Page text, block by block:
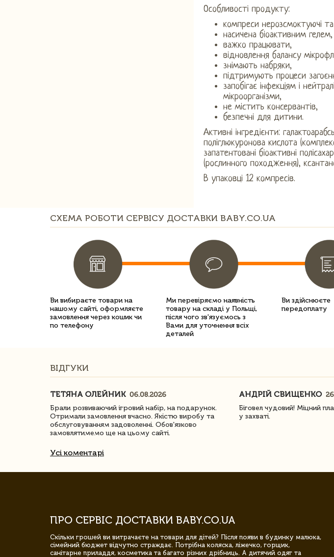
Особливості продукту:
компреси нерозсмоктуючі та
насичена біоактивним гелем,
важко працювати,
відновлення балансу
знімають набряки,
підтримують процеси
запобігає інфекціям і
мікроорганізми,
не містить консервантів,
безпечні для дитини.
Активні інгредієнти:
поліглюкуронова кислота
запатентовані біоактивні
(рослинного походження),
В упаковці 12 компресів.
СХЕМА РОБОТИ СЕРВІСУ ДОСТАВКИ BABY.CO.UA
Ви вибираєте товари на
нашому сайті, оформляєте
замовлення через кошик чи
по телефону
Ми перевіряємо наявність
товару на складі у Польщі,
після чого зв'язуємось з
Вами для уточнення всіх
деталей
Ви здійснюєте
передоплату
ВІДГУКИ
ТЕТЯНА ОЛЕЙНИК 06.08.2026
Брали розвиваючий ігровий набір, на подарунок.
Отримали замовлення вчасно. Якістю виробу та
обслуговуванням задоволенні. Обов'язково
замовлятимемо ще на цьому сайті.
АНДРІЙ СВИЩЕНКО
Біговел чудовий! Міцний
у захваті.
Усі коментарі
ПРО СЕРВІС ДОСТАВКИ BABY.CO.UA
Скільки грошей ви витрачаєте на товари для дітей? Після появи в будинку малюка,
сімейний бюджет відчутно страждає. Потрібна коляска, ліжечко, горщик,
санітарне приладдя, косметика та багато різних дрібниць. А дитячий одяг та